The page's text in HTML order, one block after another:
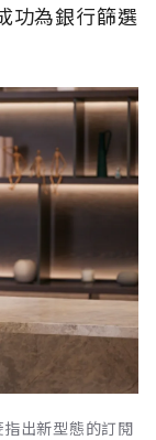
功為銀行篩選
出新型態的訂閱